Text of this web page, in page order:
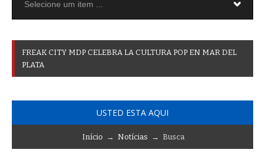
FREAK CITY MDP CELEBRA LA CULTURA POP EN MAR DEL
PLATA
USTED ESTA AQUI
Início → Notícias → Busca